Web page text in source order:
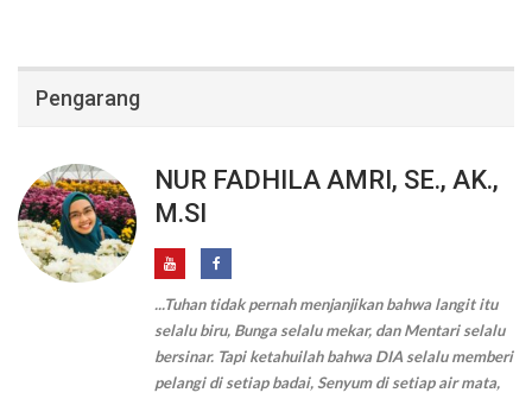
Pengarang
NUR FADHILA AMRI, SE., AK.,
M.SI
...Tuhan tidak pernah menjanjikan bahwa langit itu
selalu biru, Bunga selalu mekar, dan Mentari selalu
bersinar. Tapi ketahuilah bahwa DIA selalu memberi
pelangi di setiap badai, Senyum di setiap air mata,